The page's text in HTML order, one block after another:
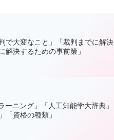
で大変なこと」「裁判までに解決
決するための事前策」
ニング」「人工知能学大辞典」
「資格の種類」